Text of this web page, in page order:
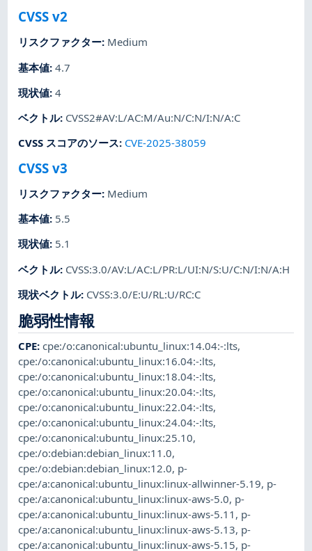
CVSS v2
リスクファクター: Medium
基本値:4.7
現状値:4
ベクトル: CVSS2#AV:L/AC:M/Au:N/C:N/I:N/A:C
CVSS スコアのソース: CVE-2025-38059
CVSS v3
リスクファクター: Medium
基本値: 5.5
現状値: 5.1
ベクトル: CVSS:3.0/AV:L/AC:L/PR:L/UI:N/S:U/C:N/I:N/A:H
現状ベクトル: CVSS:3.0/E:U/RL:U/RC:C
脆弱性情報
CPE:cpe:/o:canonical:ubuntu_linux:14.04:-:lts,
cpe:/o:canonical:ubuntu_linux:16.04:-:lts,
cpe:/o:canonical:ubuntu_linux:18.04:-:lts,
cpe:/o:canonical:ubuntu_linux:20.04:-:lts,
cpe:/o:canonical:ubuntu_linux:22.04:-:lts,
cpe:/o:canonical:ubuntu_linux:24.04:-:lts,
cpe:/o:canonical:ubuntu_linux:25.10,
cpe:/o:debian:debian_linux:11.0,
cpe:/o:debian:debian_linux:12.0, p-
cpe:/a:canonical:ubuntu_linux:linux-allwinner-5.19, p-
cpe:/a:canonical:ubuntu_linux:linux-aws-5.0, p-
cpe:/a:canonical:ubuntu_linux:linux-aws-5.11 , p-
cpe:/a:canonical:ubuntu_linux:linux-aws-5.13, p-
cpe:/a:canonical:ubuntu_linux:linux-aws-5.15, p-